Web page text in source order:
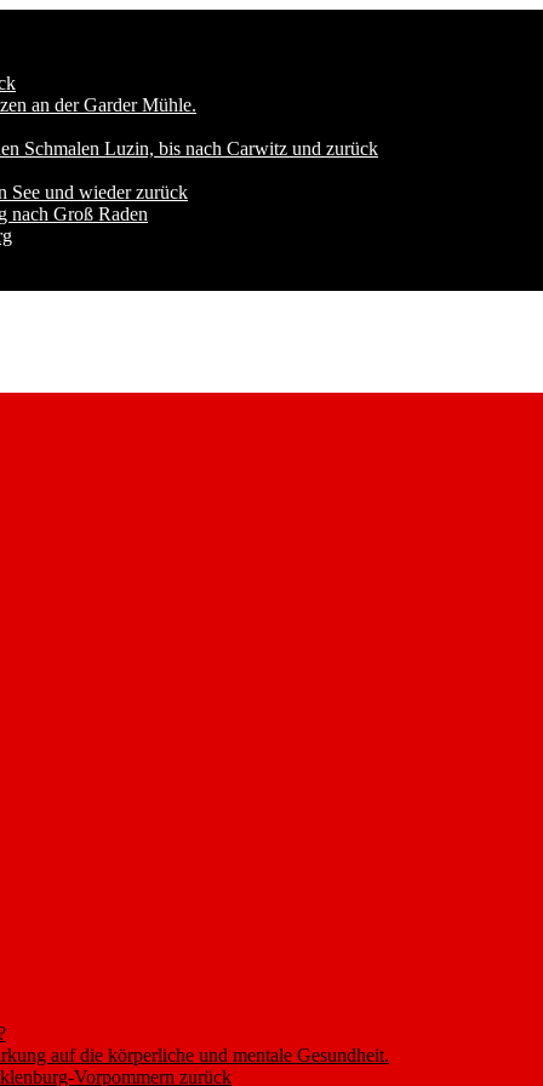
an der Garder Mühle.
Schmalen Luzin, bis nach Carwitz und zurück
See und wieder zurück
nach Groß Raden
auf die körperliche und mentale Gesundheit.
Vorpommern zurück